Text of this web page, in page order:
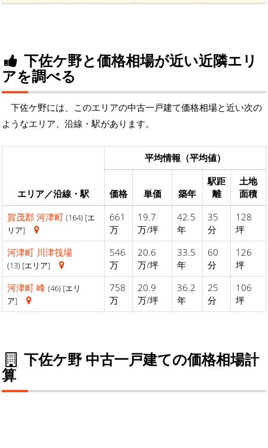
下佐ケ野と価格相場が近い近隣エリ
アを調べる
下佐ケ野には、このエリアの中古一戸建て価格相場と近い次の
ようなエリア、沿線・駅があります。
エリア／沿線・駅
平均情報（平均値）
価格 単価 築年
駅距
離
土地
面積
賀茂郡 河津町 (164) [エ
リア]
661
万
19.7
万/坪
42.5
年
35
分
128
坪
河津町 川津筏場
(13) [エリア]
546
万
20.6
万/坪
33.5
年
60
分
126
坪
河津町 峰 (46) [エリ
ア]
758
万
20.9
万/坪
36.2
年
25
分
106
坪
下佐ケ野 中古一戸建ての価格相場計
算